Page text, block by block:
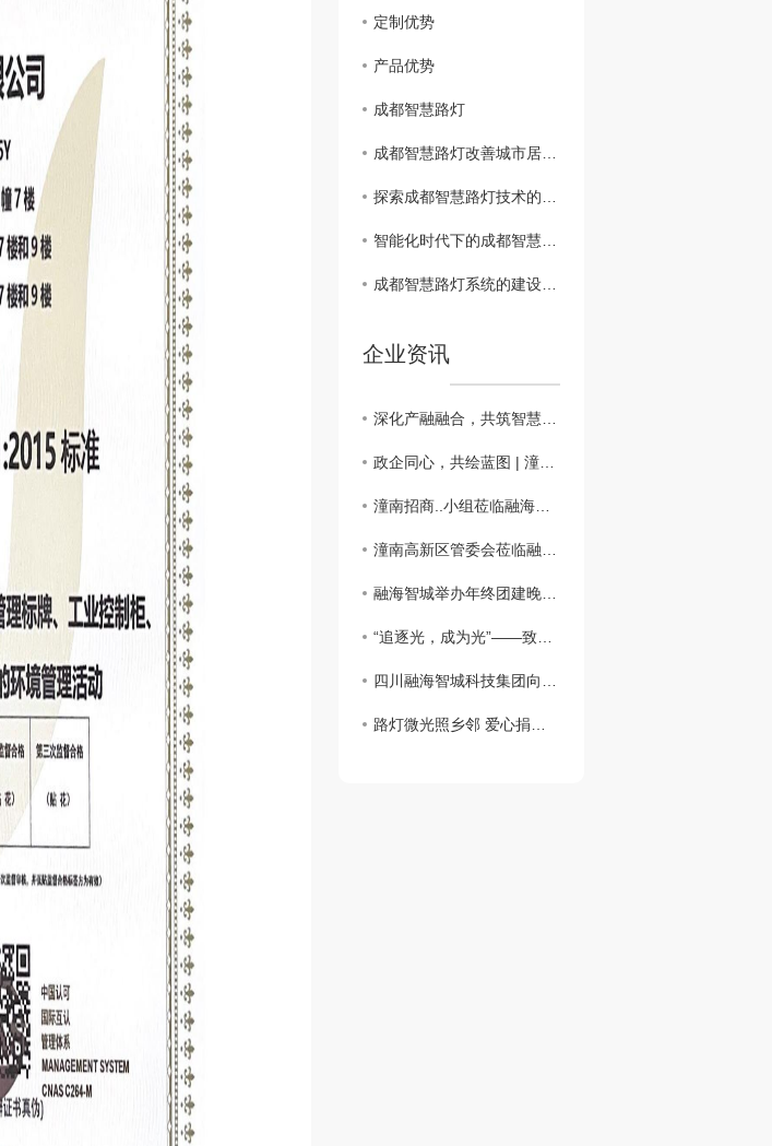
定制优势
产品优势
成都智慧路灯
成都智慧路灯改善城市居民生活质量
探索成都智慧路灯技术的创新之路
智能化时代下的成都智慧路灯应用
成都智慧路灯系统的建设与发展
企业资讯
深化产融融合，共筑智慧建造新未来
政企同心，共绘蓝图 | 潼南区调研组莅临融海智城，肯定成绩并助力新发展
潼南招商..小组莅临融海智城科技集团考察交流 ¦共探智慧城市合作新机遇
潼南高新区管委会莅临融海智城科技集团生产基地 共探政企合作新路径
融海智城举办年终团建晚宴 凝心聚力共启新年新篇
“追逐光，成为光”——致公党迎春联谊会宣传融海智城公司捐赠太阳能路灯的善举
四川融海智城科技集团向叙永县麻城镇寨和村捐赠太阳能路灯 照亮乡村振兴路
路灯微光照乡邻 爱心捐赠护平安 —— 融海智城科技集团暖心路灯捐赠，陈伟会长代表受助群体致谢